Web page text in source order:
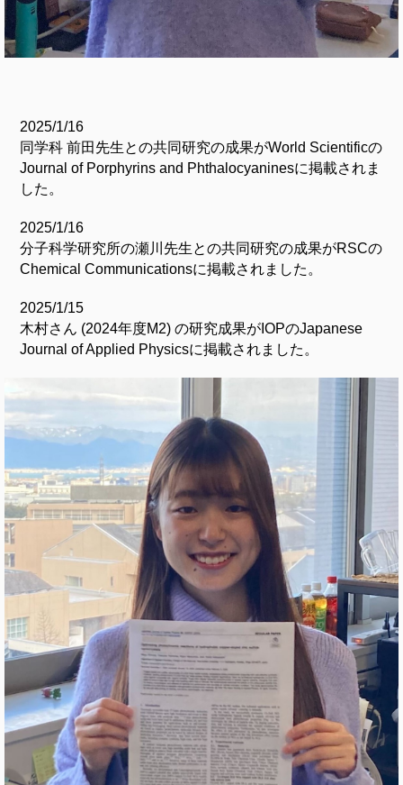
2025/1/16
同学科 前田先生との共同研究の成果がWorld Scientificの
Journal of Porphyrins and Phthalocyaninesに掲載されま
した。
2025/1/16
分子科学研究所の瀬川先生との共同研究の成果がRSCの
Chemical Communicationsに掲載されました。
2025/1/15
木村さん (2024年度M2) の研究成果がIOPのJapanese
Journal of Applied Physicsに掲載されました。